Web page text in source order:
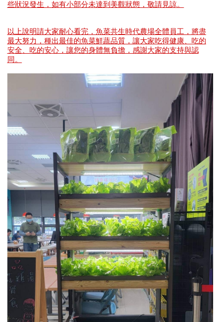
些狀況發生，如有小部分未達到美觀狀態，敬請見諒。
以上說明請大家耐心看完，魚菜共生時代農場全體員工，將盡
最大努力，種出最佳的魚菜鮮蔬品質，讓大家吃得健康、吃的
安全、吃的安心，讓您的身體無負擔，感謝大家的支持與認
同。